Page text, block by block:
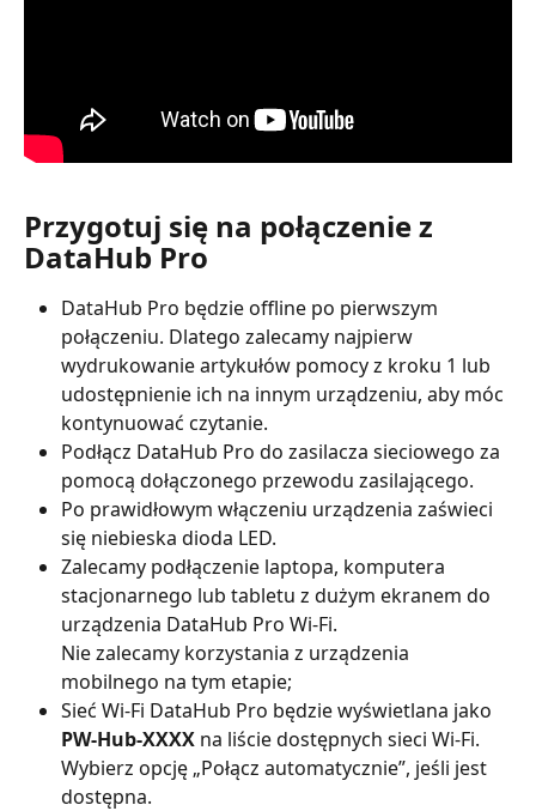
Przygotuj się na połączenie z
DataHub Pro
DataHub Pro będzie offline po pierwszym
połączeniu. Dlatego zalecamy najpierw
wydrukowanie artykułów pomocy z kroku 1 lub
udostępnienie ich na innym urządzeniu, aby móc
kontynuować czytanie.
Podłącz DataHub Pro do zasilacza sieciowego za
pomocą dołączonego przewodu zasilającego.
Po prawidłowym włączeniu urządzenia zaświeci
się niebieska dioda LED.
Zalecamy podłączenie laptopa, komputera
stacjonarnego lub tabletu z dużym ekranem do
urządzenia DataHub Pro Wi-Fi.
Nie zalecamy korzystania z urządzenia
mobilnego na tym etapie;
Sieć Wi-Fi DataHub Pro będzie wyświetlana jako
PW-Hub-XXXX na liście dostępnych sieci Wi-Fi.
Wybierz opcję „Połącz automatycznie”, jeśli jest
dostępna.